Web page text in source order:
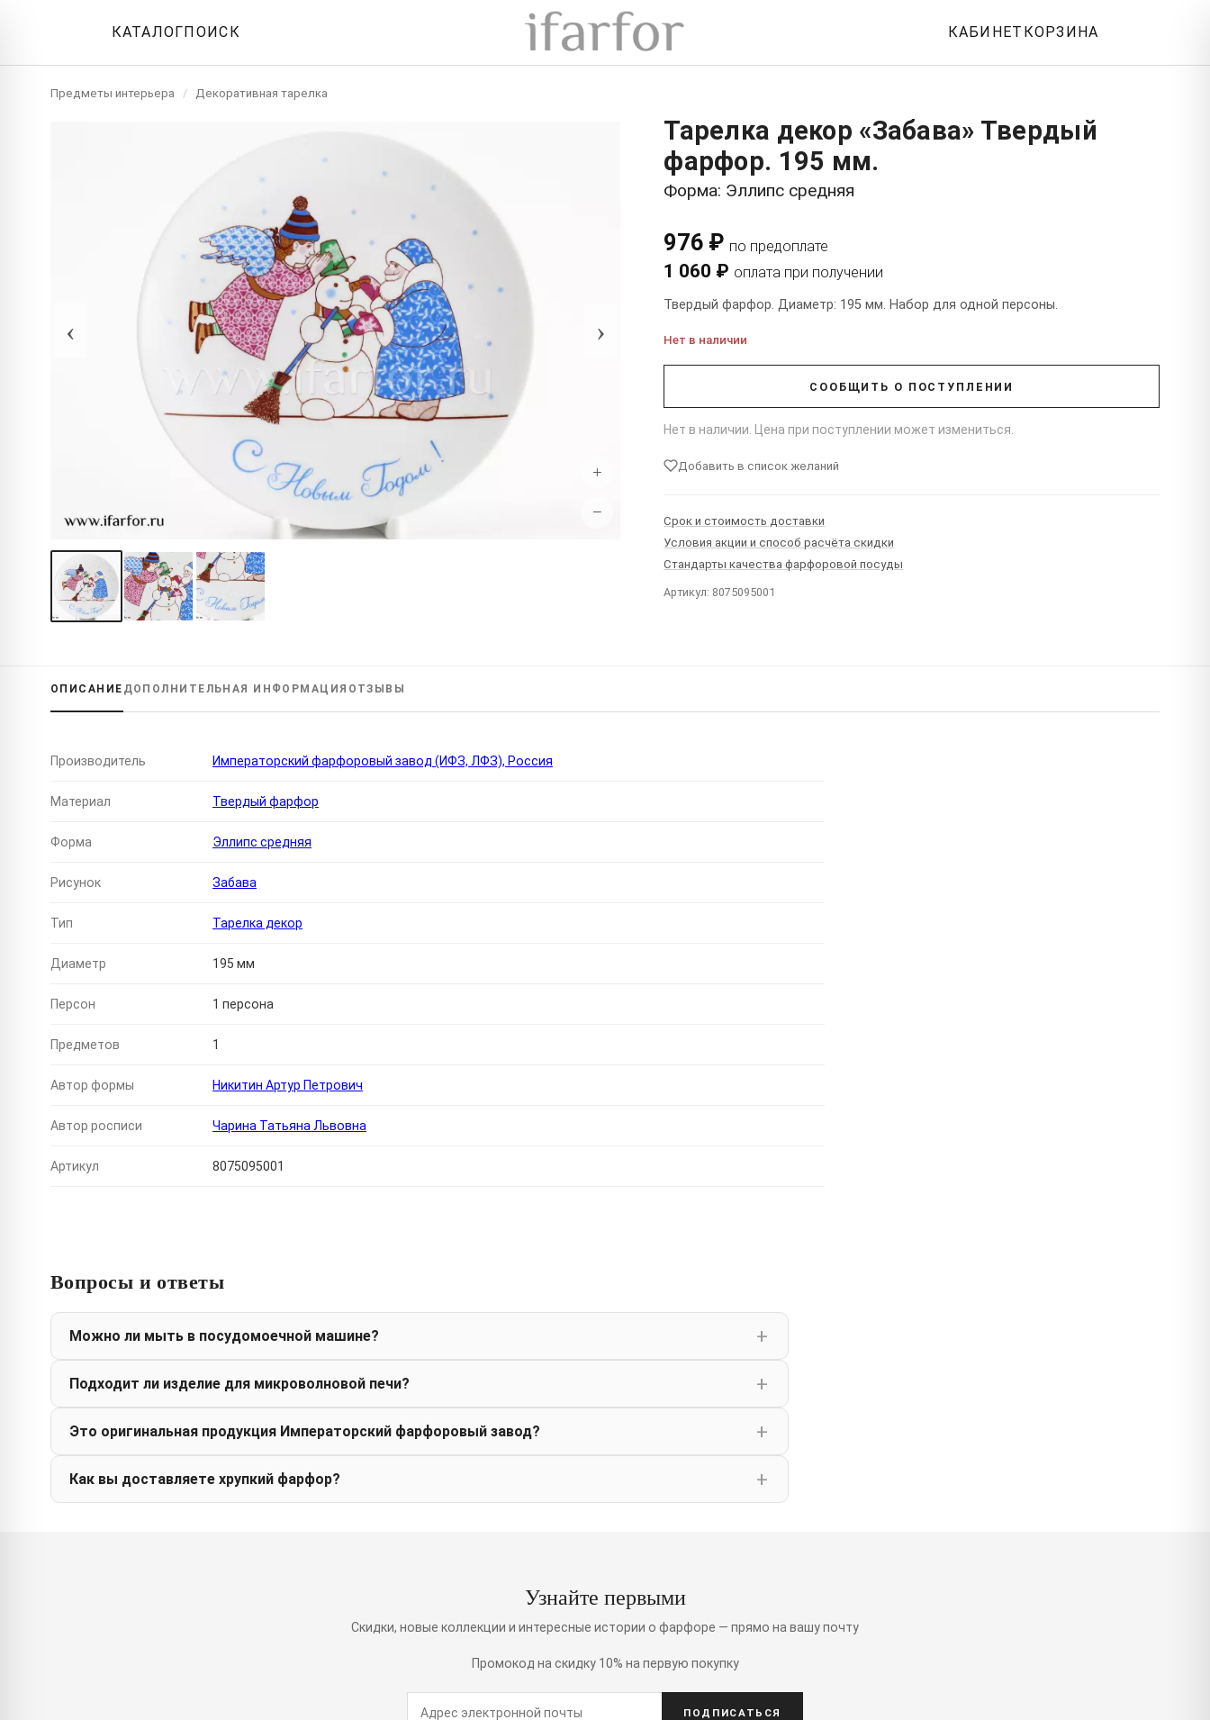
КАТАЛОГПОИСК КАБИНЕТ КОРЗИНА
Предметы интерьера / Декоративная тарелка
‹ ›
+
−
Тарелка декор «Забава» Твердый
фарфор. 195 мм.
Форма: Эллипс средняя
976 ₽ по предоплате
1 060 ₽ оплата при получении
Твердый фарфор. Диаметр: 195 мм. Набор для одной персоны.
Нет в наличии
СООБЩИТЬ О ПОСТУПЛЕНИИ
Нет в наличии. Цена при поступлении может измениться.
Добавить в список желаний
Срок и стоимость доставки
Условия акции и способ расчёта скидки
Стандарты качества фарфоровой посуды
Артикул: 8075095001
ОПИСАНИЕ ДОПОЛНИТЕЛЬНАЯ ИНФОРМАЦИЯ ОТЗЫВЫ
Производитель Императорский фарфоровый завод (ИФЗ, ЛФЗ), Россия
Материал Твердый фарфор
Форма Эллипс средняя
Рисунок Забава
Тип Тарелка декор
Диаметр 195 мм
Персон 1 персона
Предметов 1
Автор формы Никитин Артур Петрович
Автор росписи Чарина Татьяна Львовна
Артикул 8075095001
Вопросы и ответы
Можно ли мыть в посудомоечной машине?
Подходит ли изделие для микроволновой печи?
Это оригинальная продукция Императорский фарфоровый завод?
Как вы доставляете хрупкий фарфор?
Узнайте первыми
Скидки, новые коллекции и интересные истории о фарфоре — прямо на вашу почту
Промокод на скидку 10% на первую покупку
ПОДПИСАТЬСЯ